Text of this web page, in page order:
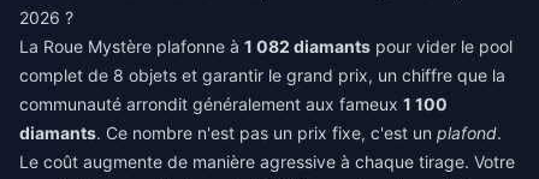
2026 ?
La Roue Mystère plafonne à 1 082 diamants pour vider le pool
complet de 8 objets et garantir le grand prix, un chiffre que la
communauté arrondit généralement aux fameux 1 100
diamants. Ce nombre n'est pas un prix fixe, c'est un plafond.
Le coût augmente de manière agressive à chaque tirage. Votre